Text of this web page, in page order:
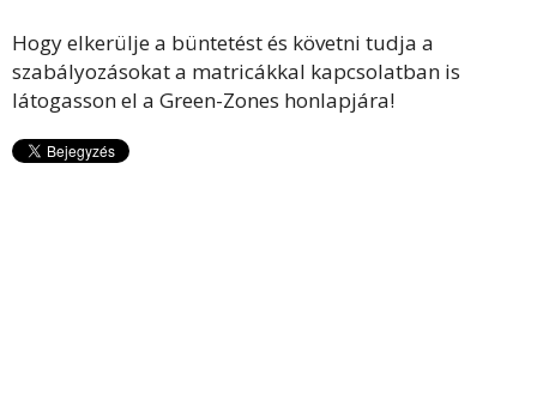
Hogy elkerülje a büntetést és követni tudja a
szabályozásokat a matricákkal kapcsolatban is
látogasson el a Green-Zones honlapjára!